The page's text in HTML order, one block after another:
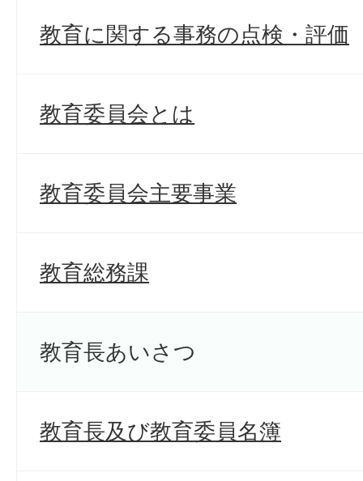
教育に関する事務の点検・評価
教育委員会とは
教育委員会主要事業
教育総務課
教育長あいさつ
教育長及び教育委員名簿